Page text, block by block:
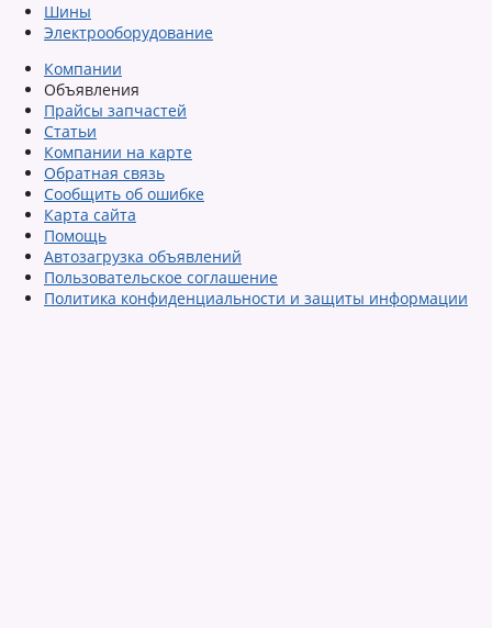
Шины
Электрооборудование
Компании
Объявления
Прайсы запчастей
Статьи
Компании на карте
Обратная связь
Сообщить об ошибке
Карта сайта
Помощь
Автозагрузка объявлений
Пользовательское соглашение
Политика конфиденциальности и защиты информации